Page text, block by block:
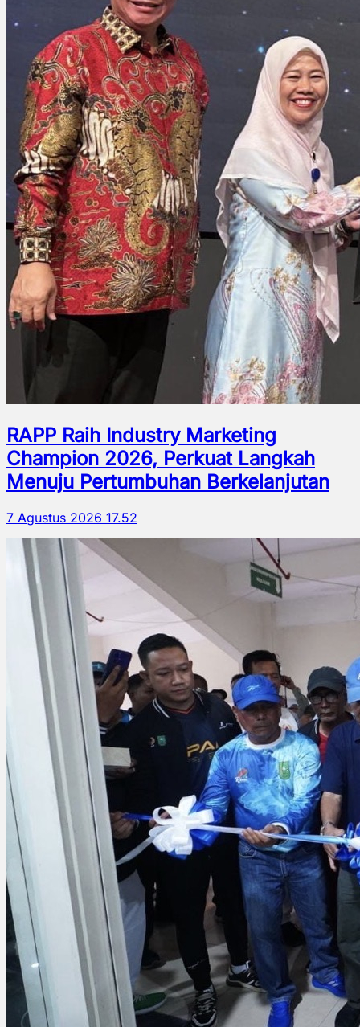
RAPP Raih Industry Marketing
Champion 2026, Perkuat Langkah
Menuju Pertumbuhan Berkelanjutan
7 Agustus 2026 17.52